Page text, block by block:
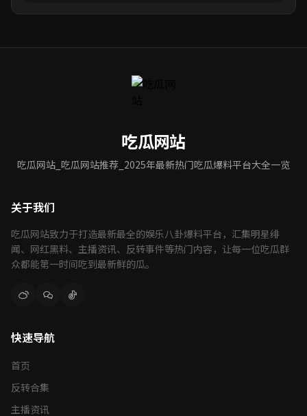
吃瓜网站
吃瓜网站_吃瓜网站推荐_2025年最新热门吃瓜爆料平台大全一览
关于我们
吃瓜网站致力于打造最新最全的娱乐八卦爆料平台，汇集明星绯
闻、网红黑料、主播资讯、反转事件等热门内容，让每一位吃瓜群
众都能第一时间吃到最新鲜的瓜。
快速导航
首页
反转合集
主播资讯